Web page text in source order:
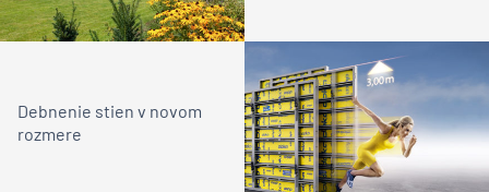
Debnenie stien v novom
rozmere